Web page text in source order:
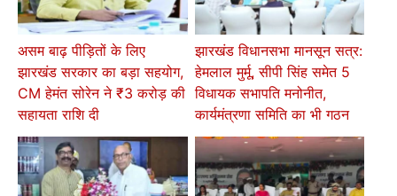
असम बाढ़ पीड़ितों के लिए
झारखंड सरकार का बड़ा सहयोग,
CM हेमंत सोरेन ने ₹3 करोड़ की
सहायता राशि दी
झारखंड विधानसभा मानसून सत्र:
हेमलाल मुर्मू, सीपी सिंह समेत 5
विधायक सभापति मनोनीत,
कार्यमंत्रणा समिति का भी गठन